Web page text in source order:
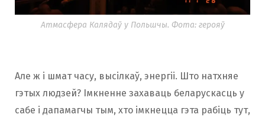
Атмасфера Калядаў у Польшчы. Фота: герояў
Але ж і шмат часу, высілкаў, энергіі. Што натхняе
гэтых людзей? Імкненне захаваць беларускасць у
сабе і дапамагчы тым, хто імкнецца гэта рабіць тут,